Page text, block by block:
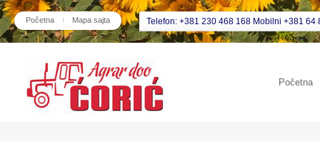
Početna Mapa sajta Telefon: +381 230 468 168 Mobilni +381 64
Početna